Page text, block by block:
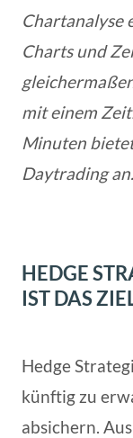
Chartanalyse
Charts und
mit einem
Minuten
Daytrading an.
HEDGE
IST DAS
Hedge
künftig zu
absichern.